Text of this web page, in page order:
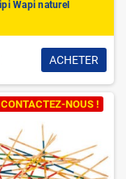
Wapi naturel
ACHETER
NOUS !